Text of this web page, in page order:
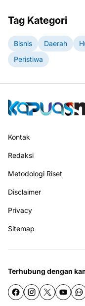
Tag Kategori
Bisnis Daerah
Peristiwa
Kontak
Redaksi
Metodologi Riset
Disclaimer
Privacy
Sitemap
Terhubung dengan